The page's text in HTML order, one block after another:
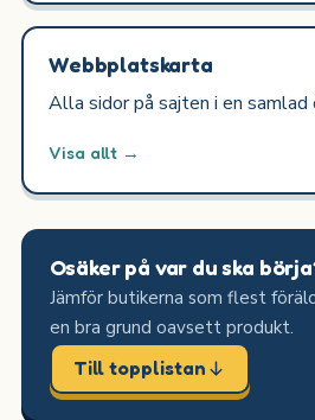
Webbplatskarta
Alla sidor på sajten i en samlad
Visa allt →
Osäker på var du ska
Jämför butikerna som flest
en bra grund oavsett produkt.
Till topplistan